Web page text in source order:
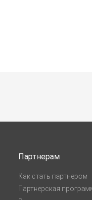
Партнерам
Как стать партнером
Партнерская